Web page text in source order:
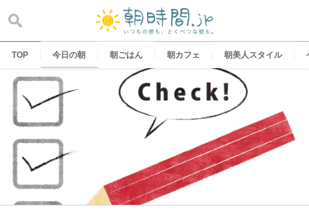
content
TOP 今日の朝 朝ごはん 朝カフェ 朝美人スタイル